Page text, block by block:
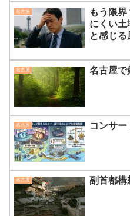
名古屋
もう限
にくい土
と感じる
名古屋 名古屋で
名古屋 コンサ
名古屋 副首都構